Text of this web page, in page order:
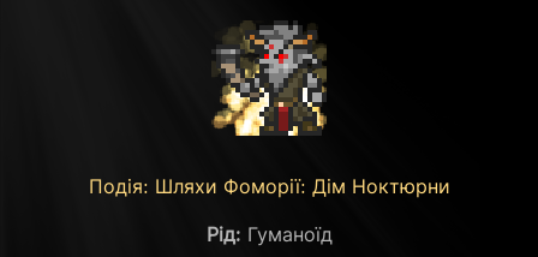
Подія: Шляхи Фоморії: Дім Ноктюрни
Рід: Гуманоїд